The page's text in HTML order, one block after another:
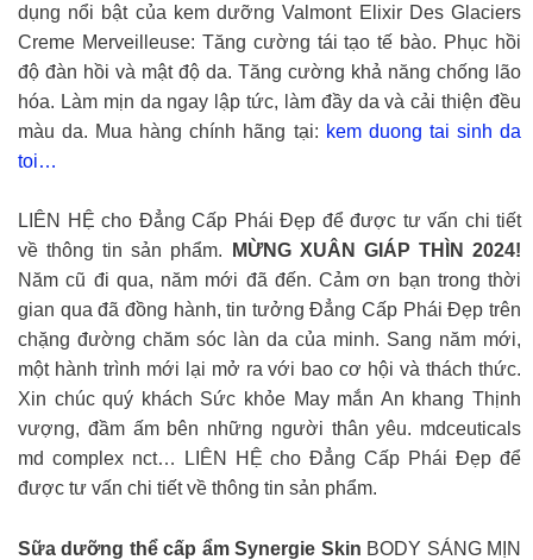
dụng nổi bật của kem dưỡng Valmont Elixir Des Glaciers
Creme Merveilleuse: Tăng cường tái tạo tế bào. Phục hồi
độ đàn hồi và mật độ da. Tăng cường khả năng chống lão
hóa. Làm mịn da ngay lập tức, làm đầy da và cải thiện đều
màu da. Mua hàng chính hãng tại: kem duong tai sinh da
toi…
LIÊN HỆ cho Đẳng Cấp Phái Đẹp để được tư vấn chi tiết
về thông tin sản phẩm.
️MỪNG XUÂN GIÁP THÌN 2024!
Năm cũ đi qua, năm mới đã đến. Cảm ơn bạn trong thời
gian qua đã đồng hành, tin tưởng Đẳng Cấp Phái Đẹp trên
chặng đường chăm sóc làn da của minh. Sang năm mới,
một hành trình mới lại mở ra với bao cơ hội và thách thức.
Xin chúc quý khách Sức khỏe May mắn An khang Thịnh
vượng, đầm ấm bên những người thân yêu. mdceuticals
md complex nct… LIÊN HỆ cho Đẳng Cấp Phái Đẹp để
được tư vấn chi tiết về thông tin sản phẩm.
Sữa dưỡng thể cấp ẩm Synergie Skin BODY SÁNG MỊN